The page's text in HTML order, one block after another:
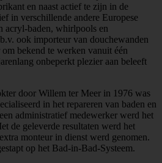
en naast actief te zijn in de
in verschillende andere Europese
acryl-baden, whirlpools en
ook importeur van douchewanden
bekend te werken vanuit één
onbeperkt plezier aan beleeft
door Willem ter Meer in 1976 was
in het repareren van baden en
administratief medewerker werd het
de geleverde resultaten werd het
monteur in dienst werd genomen.
op het Bad-in-Bad-Systeem.